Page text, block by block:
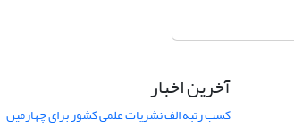
آخرین اخبار
کسب رتبه الف نشریات علمی کشور برای چهارمین